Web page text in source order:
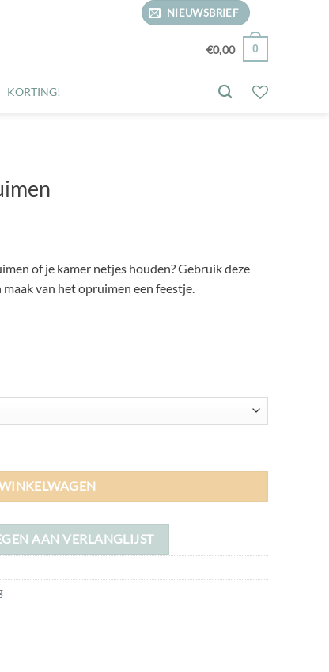
NIEUWSBRIEF
€0,00 0
KORTING!
of je kamer netjes houden? Gebruik deze
van het opruimen een feestje.
AAN VERLANGLIJST